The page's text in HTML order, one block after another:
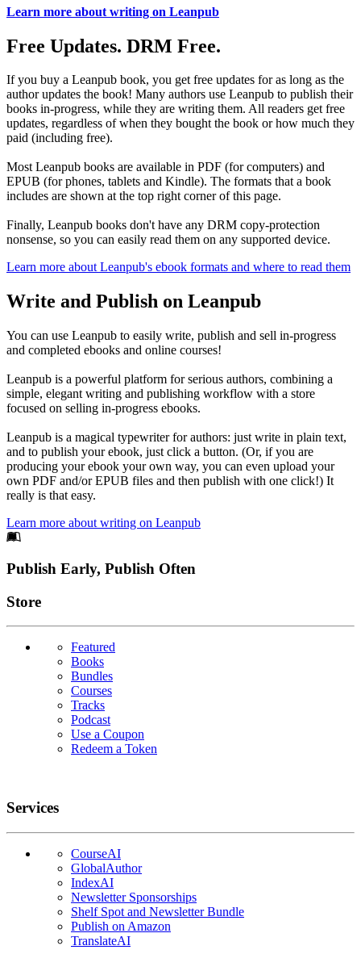
Learn more about writing on Leanpub
Free Updates. DRM Free.
If you buy a Leanpub book, you get free updates for as long as the
author updates the book! Many authors use Leanpub to publish their
books in-progress, while they are writing them. All readers get free
updates, regardless of when they bought the book or how much they
paid (including free).
Most Leanpub books are available in PDF (for computers) and
EPUB (for phones, tablets and Kindle). The formats that a book
includes are shown at the top right corner of this page.
Finally, Leanpub books don't have any DRM copy-protection
nonsense, so you can easily read them on any supported device.
Learn more about Leanpub's ebook formats and where to read them
Write and Publish on Leanpub
You can use Leanpub to easily write, publish and sell in-progress
and completed ebooks and online courses!
Leanpub is a powerful platform for serious authors, combining a
simple, elegant writing and publishing workflow with a store
focused on selling in-progress ebooks.
Leanpub is a magical typewriter for authors: just write in plain text,
and to publish your ebook, just click a button. (Or, if you are
producing your ebook your own way, you can even upload your
own PDF and/or EPUB files and then publish with one click!) It
really is that easy.
Learn more about writing on Leanpub
Footer
Publish Early, Publish Often
Links
Store
Featured
Books
Bundles
Courses
Tracks
Podcast
Use a Coupon
Redeem a Token
Services
CourseAI
GlobalAuthor
IndexAI
Newsletter Sponsorships
Shelf Spot and Newsletter Bundle
Publish on Amazon
TranslateAI